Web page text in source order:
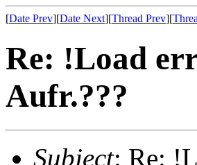
[Date Prev][Date Next][Thread Prev][
Re: !Load
Aufr.???
Subject: Re: